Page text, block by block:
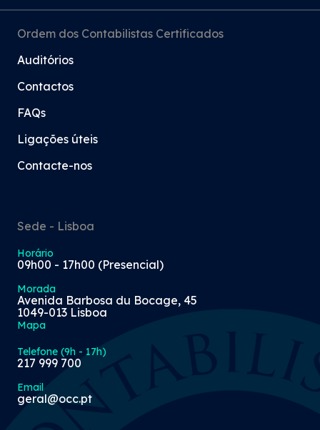
Ordem dos Contabilistas Certificados
Auditórios
Contactos
FAQs
Ligações úteis
Contacte-nos
Sede - Lisboa
Horário
09h00 - 17h00 (Presencial)
Morada
Avenida Barbosa du Bocage, 45
1049-013 Lisboa
Mapa
Telefone (9h - 17h)
217 999 700
Email
geral@occ.pt